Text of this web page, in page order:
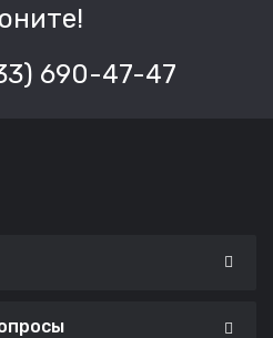
690-47-47